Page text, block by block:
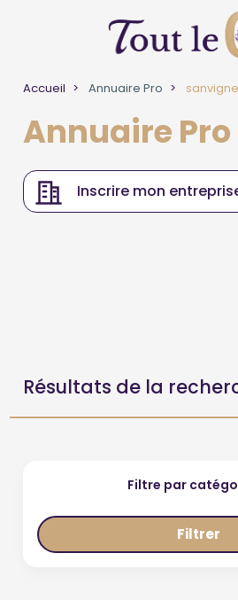
Accueil Annuaire Pro
Annuaire Pro
Inscrire mon
Résultats de la
Filtre par
Filtrer